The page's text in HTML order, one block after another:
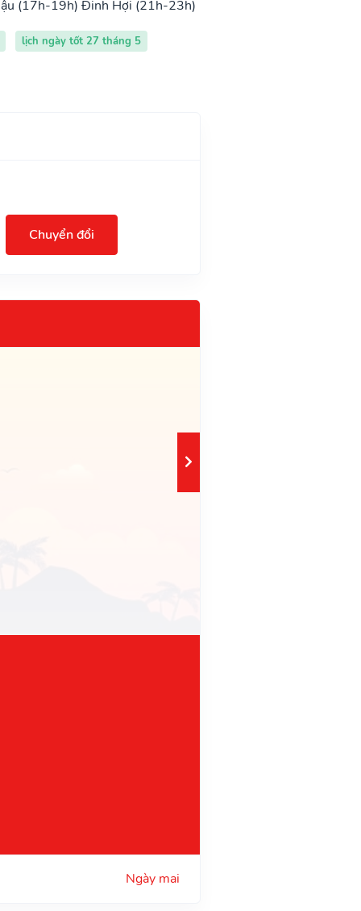
(17h-19h) Đinh Hợi (21h-23h)
lịch ngày tốt 27 tháng 5
Chuyển đổi
Ngày mai